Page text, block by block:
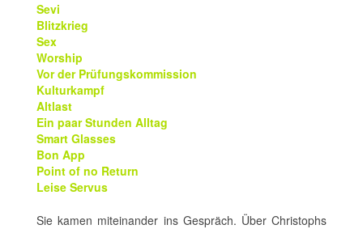
Sevi
Blitzkrieg
Sex
Worship
Vor der Prüfungskommission
Kulturkampf
Altlast
Ein paar Stunden Alltag
Smart Glasses
Bon App
Point of no Return
Leise Servus
Sie kamen miteinander ins Gespräch. Über Christophs